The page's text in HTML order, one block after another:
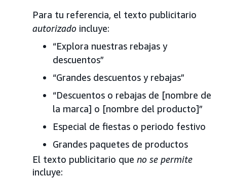
Para tu referencia, el texto publicitario
autorizado incluye:
“Explora nuestras rebajas y
descuentos”
“Grandes descuentos y rebajas”
“Descuentos o rebajas de [nombre de
la marca] o [nombre del producto]”
Especial de fiestas o periodo festivo
Grandes paquetes de productos
El texto publicitario que no se permite
incluye: